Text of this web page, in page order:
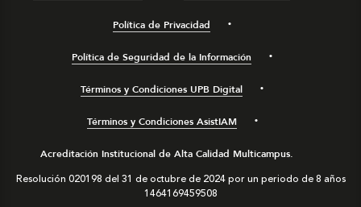
Política de Privacidad
Política de Seguridad de la Información
Términos y Condiciones UPB Digital
Términos y Condiciones AsistIAM
Acreditación Institucional de Alta Calidad Multicampus.
Resolución 020198 del 31 de octubre de 2024 por un periodo de 8 años
1464169459508